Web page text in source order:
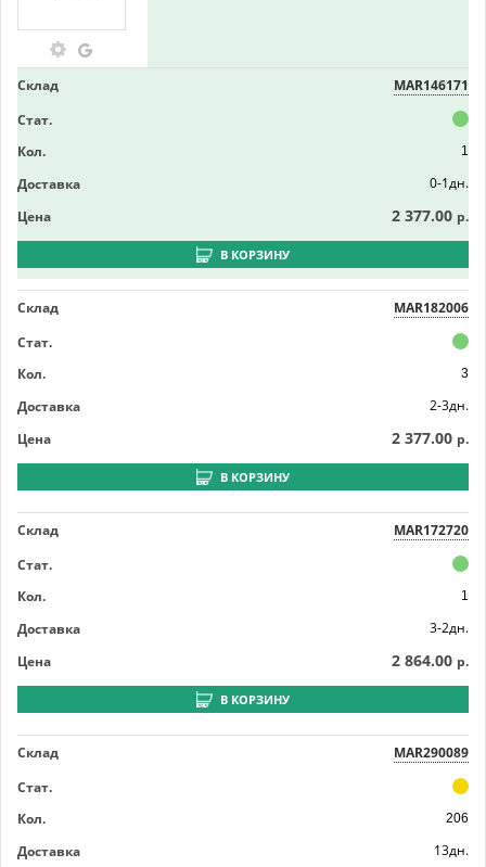
Склад
MAR146171
Стат.
Кол.
1
Доставка
0-1дн.
Цена
2 377.00 р.
В КОРЗИНУ
Склад
MAR182006
Стат.
Кол.
3
Доставка
2-3дн.
Цена
2 377.00 р.
В КОРЗИНУ
Склад
MAR172720
Стат.
Кол.
1
Доставка
3-2дн.
Цена
2 864.00 р.
В КОРЗИНУ
Склад
MAR290089
Стат.
Кол.
206
Доставка
13дн.